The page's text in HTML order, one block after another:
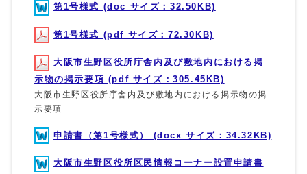
第1号様式 (doc サイズ：32.50KB)
第1号様式 (pdf サイズ：72.30KB)
大阪市生野区役所庁舎内及び敷地内における掲
示物の掲示要項 (pdf サイズ：305.45KB)
大阪市生野区役所庁舎内及び敷地内における掲示物の掲
示要項
申請書（第1号様式） (docx サイズ：34.32KB)
大阪市生野区役所区民情報コーナー設置申請書